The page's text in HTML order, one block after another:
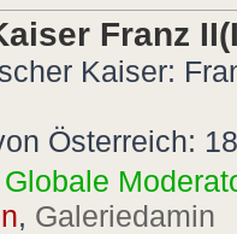
Franz
Kaiser:
Österreich:
Globale
, Galeriedamin